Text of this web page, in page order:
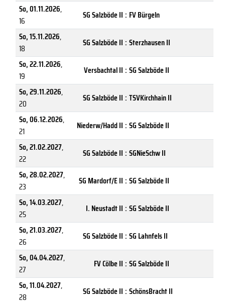
So, 01.11.2026,
16
SG Salzböde II : FV Bürgeln
So, 15.11.2026,
18
SG Salzböde II : Sterzhausen II
So, 22.11.2026,
19
Versbachtal II : SG Salzböde II
So, 29.11.2026,
20
SG Salzböde II : TSVKirchhain II
So, 06.12.2026,
21
Niederw/Hadd II : SG Salzböde II
So, 21.02.2027,
22
SG Salzböde II : SGNieSchw II
So, 28.02.2027,
23
SG Mardorf/E II : SG Salzböde II
So, 14.03.2027,
25
I. Neustadt II : SG Salzböde II
So, 21.03.2027,
26
SG Salzböde II : SG Lahnfels II
So, 04.04.2027,
27
FV Cölbe II : SG Salzböde II
So, 11.04.2027,
28
SG Salzböde II : SchönsBracht II